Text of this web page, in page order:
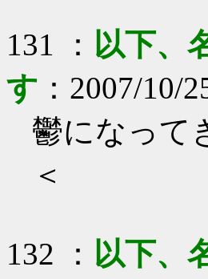
131 ： 以下、
す ： 2007/10/
鬱になって
＜
132 ： 以下、